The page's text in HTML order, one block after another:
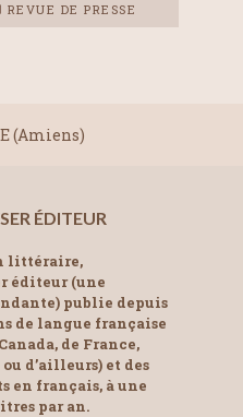
REVUE DE PRESSE
(Amiens)
ÉDITEUR
littéraire,
éditeur (une
publie depuis
de langue française
de France,
d’ailleurs) et des
en français, à une
par an.